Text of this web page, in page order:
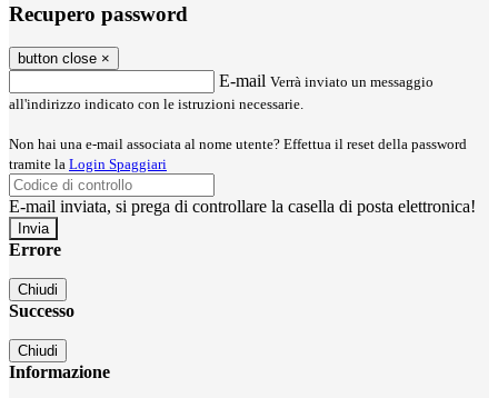
Recupero password
button close ×
E-mail Verrà inviato un messaggio
all'indirizzo indicato con le istruzioni necessarie.
Non hai una e-mail associata al nome utente? Effettua il reset della password
tramite la Login Spaggiari
E-mail inviata, si prega di controllare la casella di posta elettronica!
Errore
Chiudi
Successo
Chiudi
Informazione